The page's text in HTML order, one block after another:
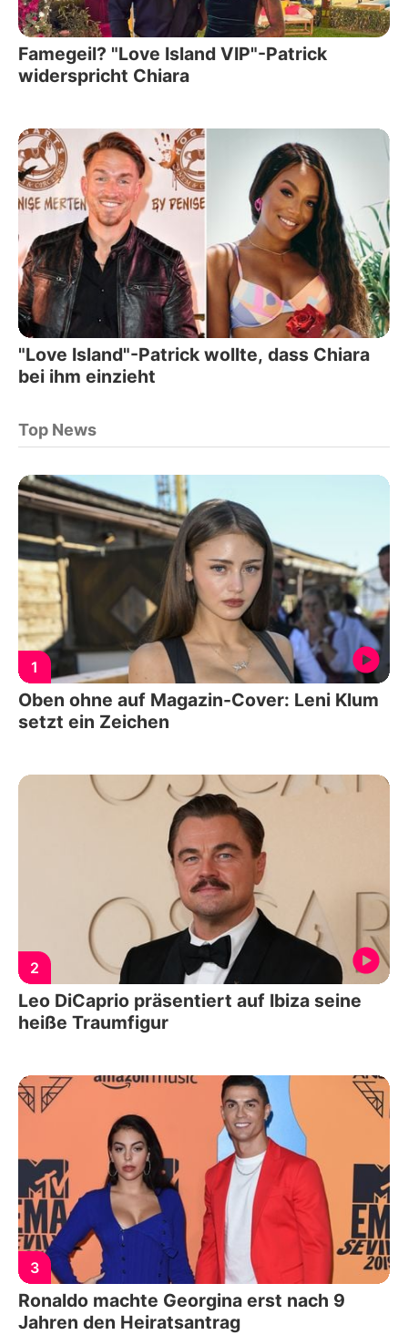
Famegeil? "Love Island VIP"-Patrick
widerspricht Chiara
"Love Island"-Patrick wollte, dass Chiara
bei ihm einzieht
Top News
1
Oben ohne auf Magazin-Cover: Leni Klum
setzt ein Zeichen
2
Leo DiCaprio präsentiert auf Ibiza seine
heiße Traumfigur
3
Ronaldo machte Georgina erst nach 9
Jahren den Heiratsantrag